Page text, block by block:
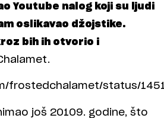
Youtube nalog koji su ljudi
oslikavao džojstike.
bih ih otvorio i
frostedchalamet/status/
još 20109. godine, što